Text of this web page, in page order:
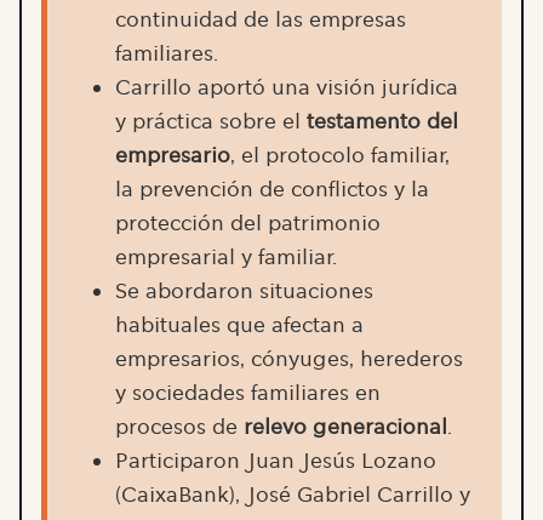
continuidad de las empresas
familiares.
Carrillo aportó una visión jurídica
y práctica sobre el testamento del
empresario, el protocolo familiar,
la prevención de conflictos y la
protección del patrimonio
empresarial y familiar.
Se abordaron situaciones
habituales que afectan a
empresarios, cónyuges, herederos
y sociedades familiares en
procesos de relevo generacional.
Participaron Juan Jesús Lozano
(CaixaBank), José Gabriel Carrillo y